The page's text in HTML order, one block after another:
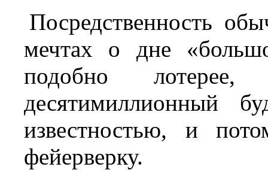
Посредственность
мечтах о дне
подобно
десятимиллионный
известностью, и
фейерверку.